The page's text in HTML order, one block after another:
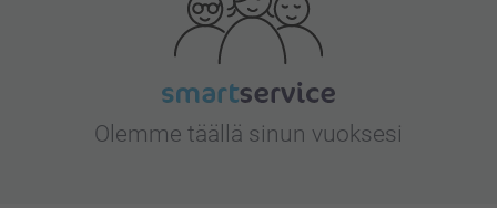
Olemme täällä sinun vuoksesi